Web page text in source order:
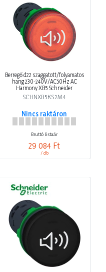
Berregő d22 szaggatott/folyamatos
hang 230-240V/AC50Hz AC
Harmony XB5 Schneider
SCHNXB5KS2M4
Nincs raktáron
Bruttó listaár
29 084 Ft
/ db